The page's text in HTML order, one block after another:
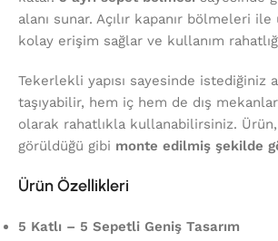
alanı sunar. Açılır kapanır bölmeleri
kolay erişim sağlar ve kullanım
Tekerlekli yapısı sayesinde istediğiniz
taşıyabilir, hem iç hem de dış
olarak rahatlıkla kullanabilirsiniz.
görüldüğü gibi monte edilmiş şekilde
Ürün Özellikleri
5 Katlı – 5 Sepetli Geniş Tasarım